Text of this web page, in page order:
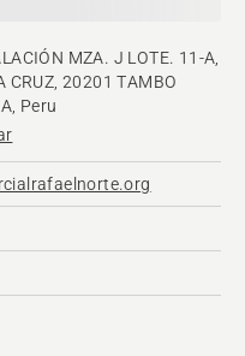
MZA. J LOTE. 11-A,
CRUZ, 20201 TAMBO
Peru